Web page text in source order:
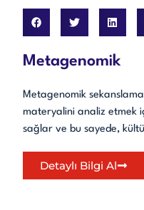
Metagenomik
Metagenomik
materyalini analiz etmek
sağlar ve bu sayede,
Detaylı Bilgi Al